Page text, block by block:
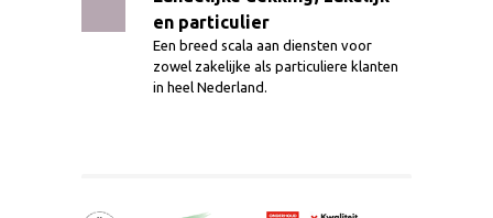
en particulier
Een breed scala aan diensten voor
zowel zakelijke als particuliere klanten
in heel Nederland.